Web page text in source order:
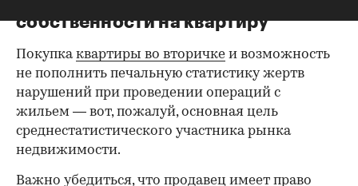
собственности на квартиру
Покупкаквартиры во вторичке и возможность
не пополнить печальную статистику жертв
нарушений при проведении операций с
жильем — вот, пожалуй, основная цель
среднестатистического участника рынка
недвижимости.
Важно убедиться, что продавец имеет право